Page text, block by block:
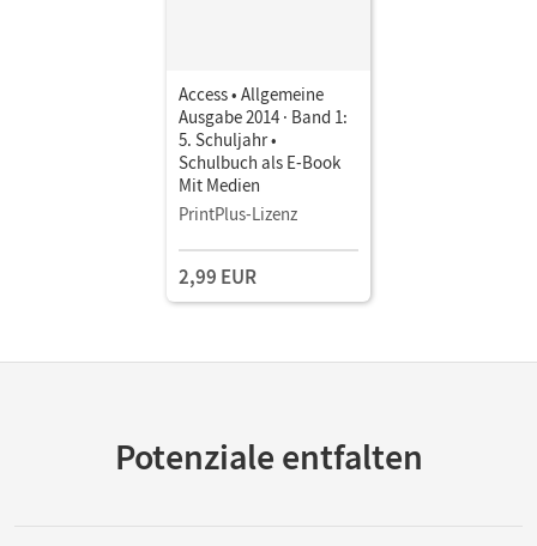
Access • Allgemeine
Ausgabe 2014 · Band 1:
5. Schuljahr •
Schulbuch als E-Book
Mit Medien
PrintPlus-Lizenz
2,99 EUR
Potenziale entfalten